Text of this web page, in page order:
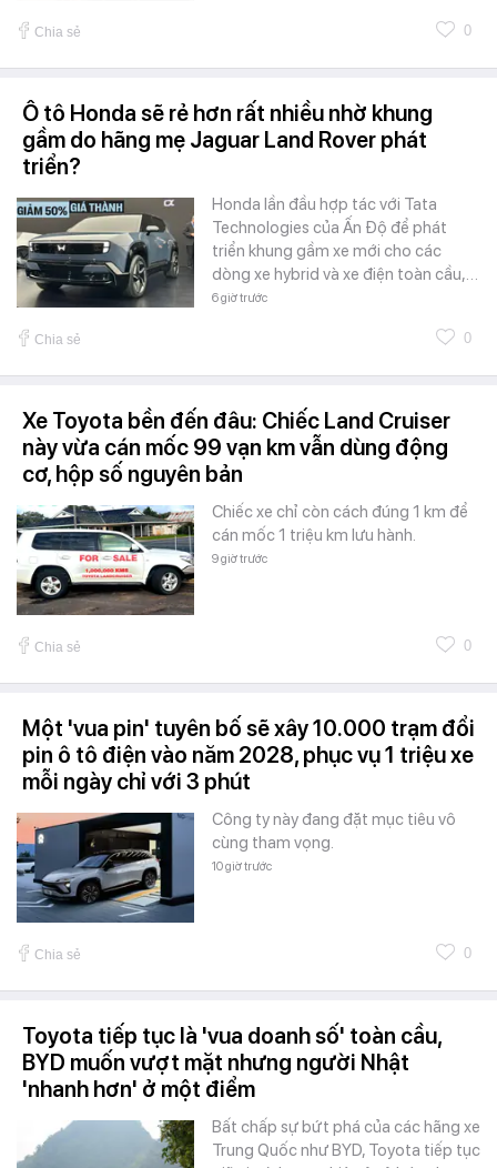
Chia sẻ 0
Ô tô Honda sẽ rẻ hơn rất nhiều nhờ khung
gầm do hãng mẹ Jaguar Land Rover phát
triển?
Honda lần đầu hợp tác với Tata
Technologies của Ấn Độ để phát
triển khung gầm xe mới cho các
dòng xe hybrid và xe điện toàn cầu,…
6 giờ trước
Chia sẻ 0
Xe Toyota bền đến đâu: Chiếc Land Cruiser
này vừa cán mốc 99 vạn km vẫn dùng động
cơ, hộp số nguyên bản
Chiếc xe chỉ còn cách đúng 1 km để
cán mốc 1 triệu km lưu hành.
9 giờ trước
Chia sẻ 0
Một 'vua pin' tuyên bố sẽ xây 10.000 trạm đổi
pin ô tô điện vào năm 2028, phục vụ 1 triệu xe
mỗi ngày chỉ với 3 phút
Công ty này đang đặt mục tiêu vô
cùng tham vọng.
10 giờ trước
Chia sẻ 0
Toyota tiếp tục là 'vua doanh số' toàn cầu,
BYD muốn vượt mặt nhưng người Nhật
'nhanh hơn' ở một điểm
Bất chấp sự bứt phá của các hãng xe
Trung Quốc như BYD, Toyota tiếp tục